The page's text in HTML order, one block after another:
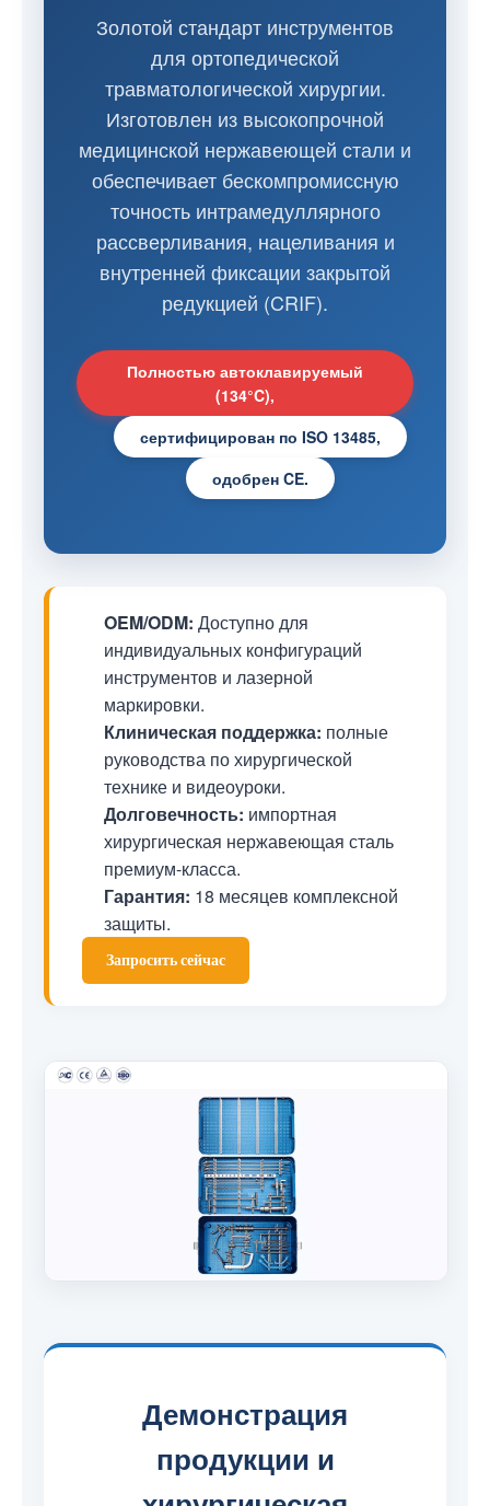
Золотой стандарт инструментов
для ортопедической
травматологической хирургии.
Изготовлен из высокопрочной
медицинской нержавеющей стали и
обеспечивает бескомпромиссную
точность интрамедуллярного
рассверливания, нацеливания и
внутренней фиксации закрытой
редукцией (CRIF).
Полностью автоклавируемый
(134°C),
сертифицирован по ISO 13485,
одобрен CE.
OEM/ODM: Доступно для
индивидуальных конфигураций
инструментов и лазерной
маркировки.
Клиническая поддержка: полные
руководства по хирургической
технике и видеоуроки.
Долговечность: импортная
хирургическая нержавеющая сталь
премиум-класса.
Гарантия: 18 месяцев комплексной
защиты.
Запросить сейчас
Демонстрация
продукции и